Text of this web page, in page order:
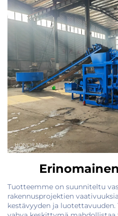
Tuotteemme on suunniteltu
rakennusprojektien
kestävyyden ja